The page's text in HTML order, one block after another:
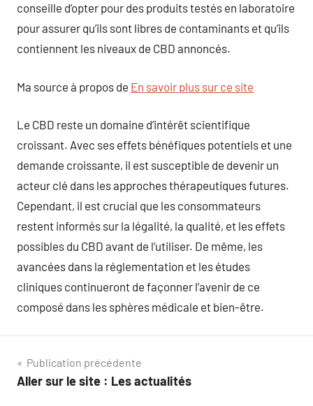
conseille d’opter pour des produits testés en laboratoire
pour assurer qu’ils sont libres de contaminants et qu’ils
contiennent les niveaux de CBD annoncés.
Ma source à propos de En savoir plus sur ce site
Le CBD reste un domaine d’intérêt scientifique
croissant. Avec ses effets bénéfiques potentiels et une
demande croissante, il est susceptible de devenir un
acteur clé dans les approches thérapeutiques futures.
Cependant, il est crucial que les consommateurs
restent informés sur la légalité, la qualité, et les effets
possibles du CBD avant de l’utiliser. De même, les
avancées dans la réglementation et les études
cliniques continueront de façonner l’avenir de ce
composé dans les sphères médicale et bien-être.
Navigation
de
Publication précédente
Aller sur le site : Les actualités